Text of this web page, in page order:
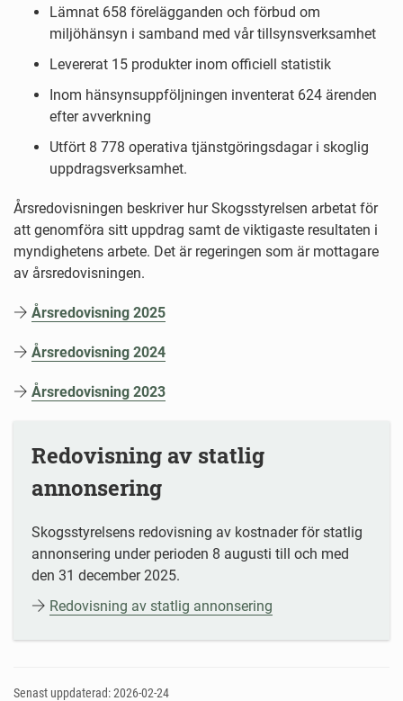
Lämnat 658 förelägganden och förbud om
miljöhänsyn i samband med vår tillsynsverksamhet
Levererat 15 produkter inom officiell statistik
Inom hänsynsuppföljningen inventerat 624 ärenden
efter avverkning
Utfört 8 778 operativa tjänstgöringsdagar i skoglig
uppdragsverksamhet.
Årsredovisningen beskriver hur Skogsstyrelsen arbetat för
att genomföra sitt uppdrag samt de viktigaste resultaten i
myndighetens arbete. Det är regeringen som är mottagare
av årsredovisningen.
Årsredovisning 2025
Årsredovisning 2024
Årsredovisning 2023
Redovisning av statlig
annonsering
Skogsstyrelsens redovisning av kostnader för statlig
annonsering under perioden 8 augusti till och med
den 31 december 2025.
Redovisning av statlig annonsering
Senast uppdaterad: 2026-02-24